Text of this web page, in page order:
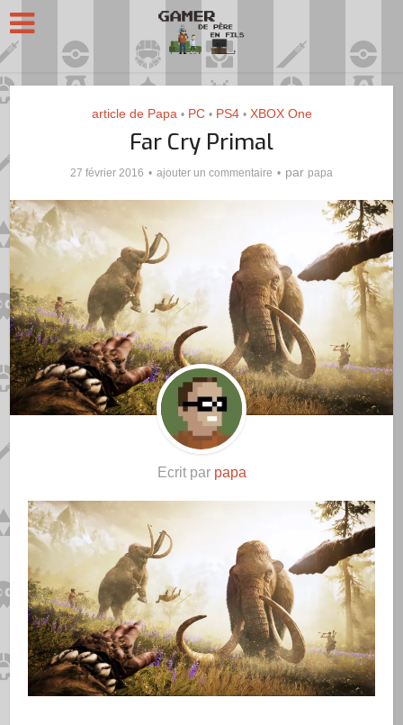
article de Papa • PC • PS4 • XBOX One
Far Cry Primal
27 février 2016 ajouter un commentaire par papa
Ecrit par papa